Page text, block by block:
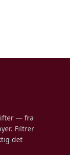
— fra
Filtrer
det